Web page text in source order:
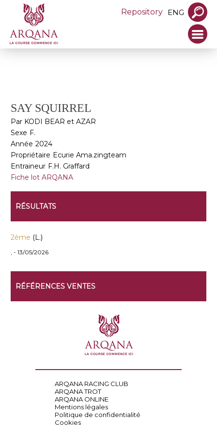
Repository ENG
SAY SQUIRREL
Par KODI BEAR et AZAR
Sexe F.
Année 2024
Propriétaire Ecurie Ama.zingteam
Entraineur F.H. Graffard
Fiche lot ARQANA
RÉSULTATS
2ème (L.)
, - 13/05/2026
RÉFÉRENCES VENTES
ARQANA RACING CLUB
ARQANA TROT
ARQANA ONLINE
Mentions légales
Politique de confidentialité
Cookies